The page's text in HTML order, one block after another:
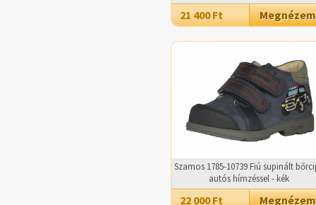
21 400 Ft Megnézem
Szamos 1785-10739 Fiú supinált
autós hímzéssel - kék
22 000 Ft Megnézem